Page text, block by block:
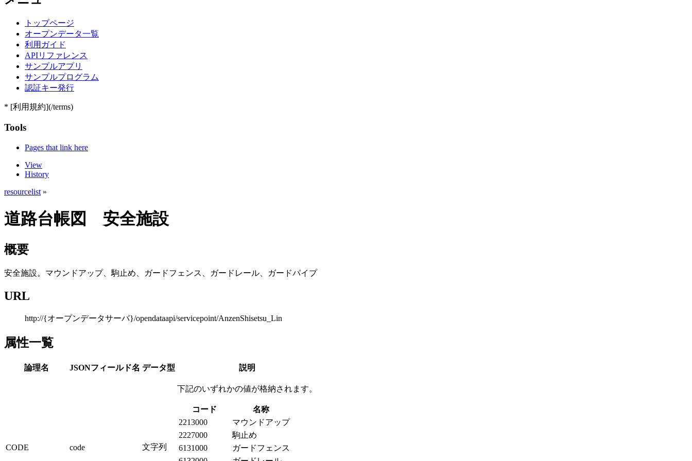
トップページ
オープンデータ一覧
利用ガイド
APIリファレンス
サンプルアプリ
サンプルプログラム
認証キー発行
* [利用規約](/terms)
Tools
Pages that link here
View
History
resourcelist »
道路台帳図 安全施設
概要
安全施設。マウンドアップ、駒止め、ガードフェンス、ガードレール、ガードパイプ
URL
http://{オープンデータサーバ}/opendataapi/servicepoint/AnzenShisetsu_Lin
属性一覧
論理名 JSONフィールド名 データ型 説明
CODE code 文字列
下記のいずれかの値が格納されます。
コード
名称
2213000
マウンドアップ
2227000
駒止め
6131000
ガードフェンス